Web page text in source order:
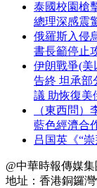
泰國校園槍
總理深感震
俄羅斯入侵
書長籲停止
伊朗戰爭(美
告終 坦承部
議 助恢復美
（東西問
藍色經濟合
吕国英《“
@中華時報傳媒
地址：香港銅鑼